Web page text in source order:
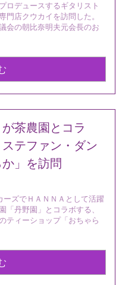
ロデュースするギタリスト
門店クウカイを訪問した。
会の朝比奈明夫元会長のお
茶農園とコラ
テファン・ダン
」を訪問
ズでＨＡＮＮＡとして活躍
「丹野園」とコラボする、
ティーショップ「おちゃら